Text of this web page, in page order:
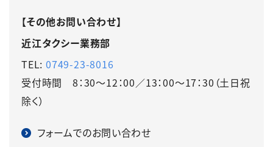
【その他お問い合わせ】
近江タクシー業務部
TEL: 0749-23-8016
受付時間 8：30～12：00／13：00～17：30（土日祝
除く）
フォームでのお問い合わせ